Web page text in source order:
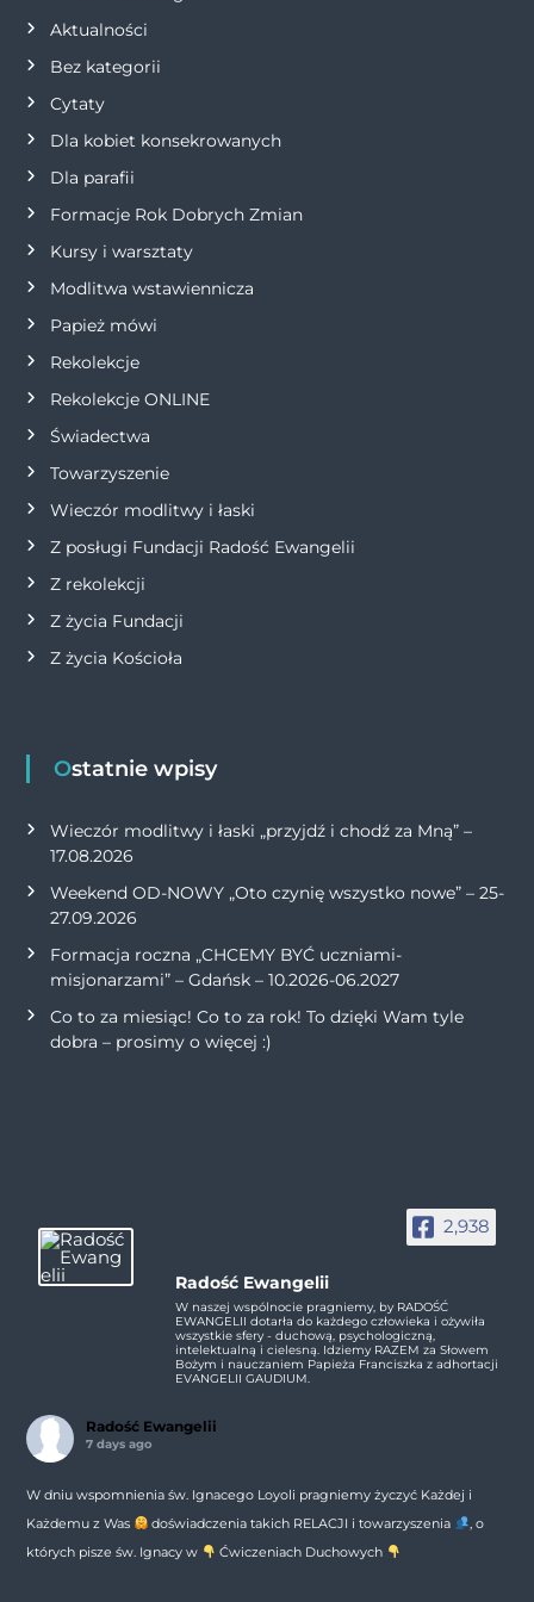
c
j
a
w
p
i
s
u
Aktualności
Bez kategorii
Cytaty
Dla kobiet konsekrowanych
Dla parafii
Formacje Rok Dobrych Zmian
Kursy i warsztaty
Modlitwa wstawiennicza
Papież mówi
Rekolekcje
Rekolekcje ONLINE
Świadectwa
Towarzyszenie
Wieczór modlitwy i łaski
Z posługi Fundacji Radość Ewangelii
Z rekolekcji
Z życia Fundacji
Z życia Kościoła
Ostatnie wpisy
Wieczór modlitwy i łaski „przyjdź i chodź za Mną” –
17.08.2026
Weekend OD-NOWY „Oto czynię wszystko nowe” – 25-
27.09.2026
Formacja roczna „CHCEMY BYĆ uczniami-
misjonarzami” – Gdańsk – 10.2026-06.2027
Co to za miesiąc! Co to za rok! To dzięki Wam tyle
dobra – prosimy o więcej :)
2,938
Radość Ewangelii
W naszej wspólnocie pragniemy, by RADOŚĆ
EWANGELII dotarła do każdego człowieka i ożywiła
wszystkie sfery - duchową, psychologiczną,
intelektualną i cielesną. Idziemy RAZEM za Słowem
Bożym i nauczaniem Papieża Franciszka z adhortacji
EVANGELII GAUDIUM.
Radość Ewangelii
7 days ago
W dniu wspomnienia św. Ignacego Loyoli pragniemy życzyć Każdej i
Każdemu z Was
doświadczenia takich RELACJI i towarzyszenia
, o
których pisze św. Ignacy w
Ćwiczeniach Duchowych